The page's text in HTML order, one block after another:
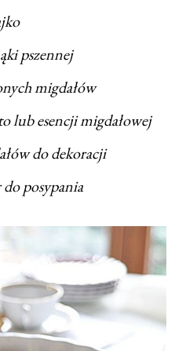
pszennej
migdałów
lub esencji migdałowej
do dekoracji
posypania